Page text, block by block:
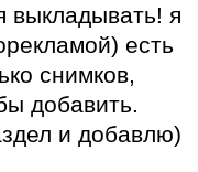
выкладывать! я
есть
снимков,
добавить.
и добавлю)